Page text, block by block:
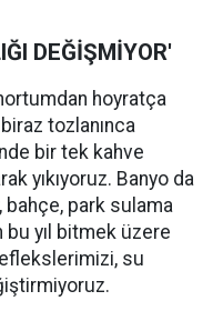
DEĞİŞMİYOR'
hoyratça
tozlanınca
bir tek kahve
yıkıyoruz. Banyo da
bahçe, park sulama
bu yıl bitmek üzere
su